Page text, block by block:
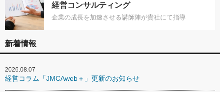
経営コンサルティング
企業の成長を加速させる講師陣が貴社にて指導
新着情報
2026.08.07
経営コラム「JMCAweb＋」更新のお知らせ